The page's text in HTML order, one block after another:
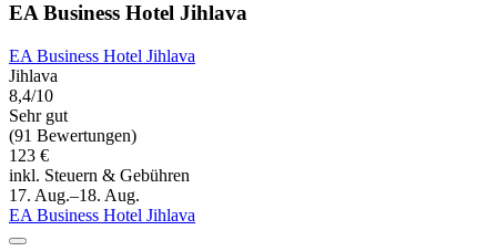
EA Business Hotel Jihlava
EA Business Hotel Jihlava
Jihlava
8,4/10
Sehr gut
(91 Bewertungen)
123 €
inkl. Steuern & Gebühren
17. Aug.–18. Aug.
EA Business Hotel Jihlava